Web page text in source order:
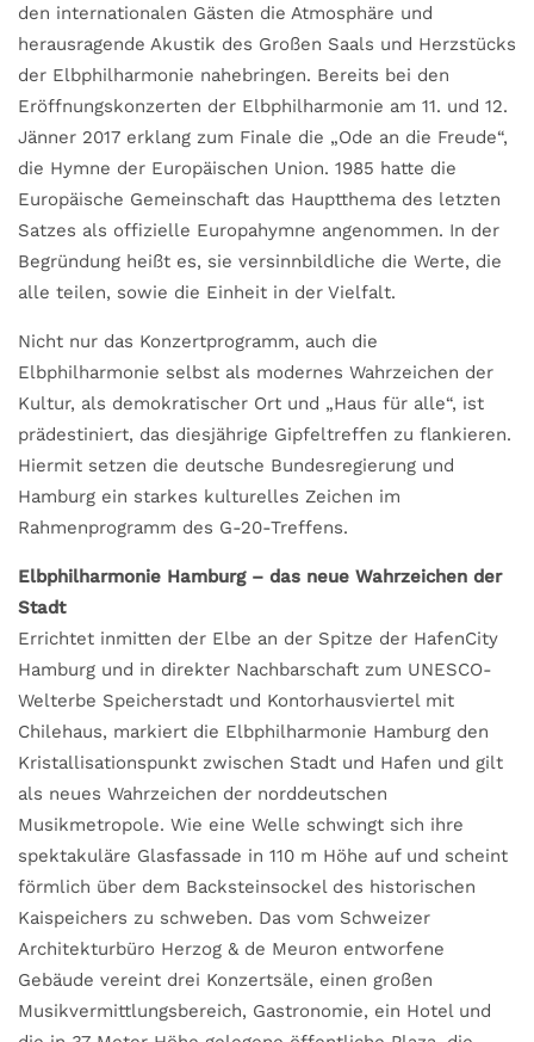
den internationalen Gästen die Atmosphäre und
herausragende Akustik des Großen Saals und Herzstücks
der Elbphilharmonie nahebringen. Bereits bei den
Eröffnungskonzerten der Elbphilharmonie am 11. und 12.
Jänner 2017 erklang zum Finale die „Ode an die Freude“,
die Hymne der Europäischen Union. 1985 hatte die
Europäische Gemeinschaft das Hauptthema des letzten
Satzes als offizielle Europahymne angenommen. In der
Begründung heißt es, sie versinnbildliche die Werte, die
alle teilen, sowie die Einheit in der Vielfalt.
Nicht nur das Konzertprogramm, auch die
Elbphilharmonie selbst als modernes Wahrzeichen der
Kultur, als demokratischer Ort und „Haus für alle“, ist
prädestiniert, das diesjährige Gipfeltreffen zu flankieren.
Hiermit setzen die deutsche Bundesregierung und
Hamburg ein starkes kulturelles Zeichen im
Rahmenprogramm des G-20-Treffens.
Elbphilharmonie Hamburg – das neue Wahrzeichen der
Stadt
Errichtet inmitten der Elbe an der Spitze der HafenCity
Hamburg und in direkter Nachbarschaft zum UNESCO-
Welterbe Speicherstadt und Kontorhausviertel mit
Chilehaus, markiert die Elbphilharmonie Hamburg den
Kristallisationspunkt zwischen Stadt und Hafen und gilt
als neues Wahrzeichen der norddeutschen
Musikmetropole. Wie eine Welle schwingt sich ihre
spektakuläre Glasfassade in 110 m Höhe auf und scheint
förmlich über dem Backsteinsockel des historischen
Kaispeichers zu schweben. Das vom Schweizer
Architekturbüro Herzog & de Meuron entworfene
Gebäude vereint drei Konzertsäle, einen großen
Musikvermittlungsbereich, Gastronomie, ein Hotel und